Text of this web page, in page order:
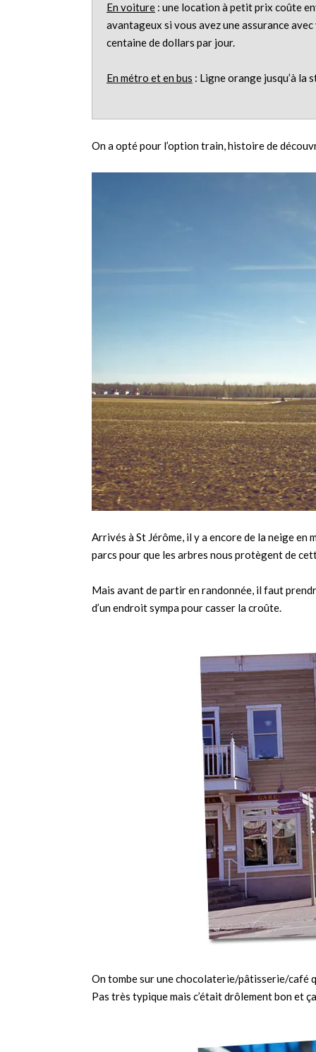
En voiture : une location à petit prix coûte
avantageux si vous avez une assurance
centaine de dollars par jour.
En métro et en bus : Ligne orange jusqu’à la
On a opté pour l’option train, histoire de
Arrivés à St Jérôme, il y a encore de la neige en
parcs pour que les arbres nous protègent de
Mais avant de partir en randonnée, il faut
d’un endroit sympa pour casser la croûte.
On tombe sur une chocolaterie/pâtisserie/café
Pas très typique mais c’était drôlement bon et